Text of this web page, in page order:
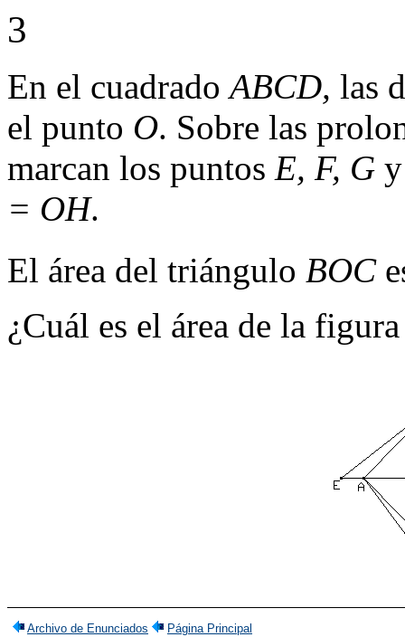
3
En el cuadradoABCD, las
el punto O. Sobre las
marcan los puntos E, F, G
= OH.
El área del triángulo BOC
¿Cuál es el área de la
Archivo de Enunciados
Página Principal